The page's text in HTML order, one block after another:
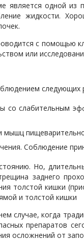
является одной из
жидкости.
с помощью
или
следующих
со слабительным
мышц
Соблюдение
Но,
заднего
толстой кишки
и толстой кишки
случае, когда
препаратов
осложнений от